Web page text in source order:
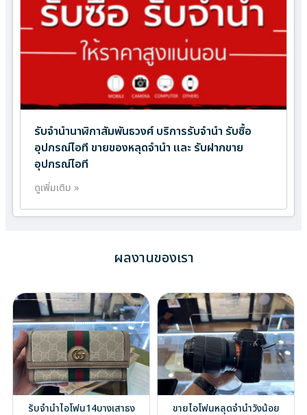
รับจำนำนาฬิกาสัมพันธวงศ์ บริการรับจำนำ รับซื้อ
อุปกรณ์ไอที ขายของหลุดจำนำ และ รับฝากขาย
อุปกรณ์ไอที
ดูเพิ่มเติม »
ผลงานของเรา
รับจำนำไอโฟน14บางเสาธง
ขายไอโฟนหลุดจำนำวังน้อย